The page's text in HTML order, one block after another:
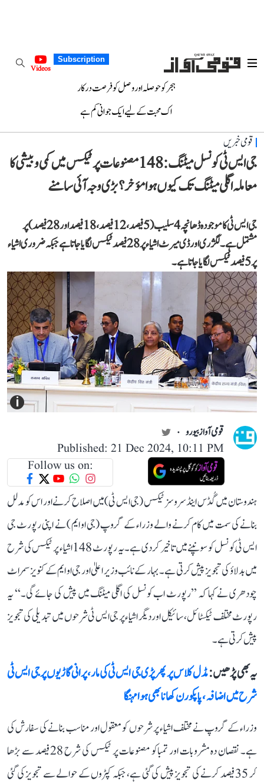
Subscription
Videos
ہجر کو حوصلہ اور وصل کو فرصت درکار
اک محبت کے لیے ایک جوانی کم ہے
قومی خبریں
جی ایس ٹی کونسل میٹنگ: 148 مصنوعات پر ٹیکس میں کمی و بیشی کا
معاملہ اگلی میٹنگ تک کیوں ہوا مؤخر؟ بڑی وجہ آئی سامنے
جی ایس ٹی کا موجودہ ڈھانچہ 4 سلیب (5 فیصد، 12 فیصد، 18 فیصد اور 28 فیصد) پر
مشتمل ہے۔ لگژری اور ڈی میرٹ اشیاء پر 28 فیصد ٹیکس لگایا جاتا ہے جبکہ ضروری اشیاء
پر 5 فیصد ٹیکس لگایا جاتا ہے۔
i
قومی آواز بیورو
Published: 21 Dec 2024, 10:11 PM
Follow us on:
ہندوستان میں گُڈس اینڈ سروسز ٹیکس (جی ایس ٹی) میں اصلاح کرنے اور اس کو مدلل
بنانے کی سمت میں کام کرنے والے وزراء کے گروپ (جی او ایم ) نے اپنی رپورٹ جی
ایس ٹی کونسل کو سونپنے میں تاخیر کر دی ہے۔ یہ رپورٹ 148 اشیاء پر ٹیکس کی شرح
میں بدلاؤ کی تجویز پیش کرتی ہے۔ بہار کے نائب وزیر اعلیٰ اور جی او ایم کے کنویز سمراٹ
چودھری نے کہا کہ ’’رپورٹ اب کونسل کی اگلی میٹنگ میں پیش کی جائے گی۔‘‘ یہ
رپورٹ مختلف ٹیکسٹائل، سائیکل اور دیگر اشیاء پر جی ایس ٹی شرحوں میں تبدیلی کی تجویز
پیش کرتی ہے۔
یہ بھی پڑھیں :مڈل کلاس پر پھر پڑی جی ایس ٹی کی مار، پرانی گاڑیوں پر جی ایس ٹی
شرح میں اضافہ، پاپکورن کھانا بھی ہوا مہنگا
وزراء کے گروپ نے مختلف اشیاء پر شرحوں کو معقول اور مناسب بنانے کی سفارش کی
ہے۔ نقصان دہ مشروبات اور تمباکو مصنوعات پر ٹیکس کی شرح 28 فیصد سے بڑھا
کر 35 فیصد کرنے کی تجویز پیش کی گئی ہے، جبکہ کپڑوں کے حوالے سے تجویز کی گئی